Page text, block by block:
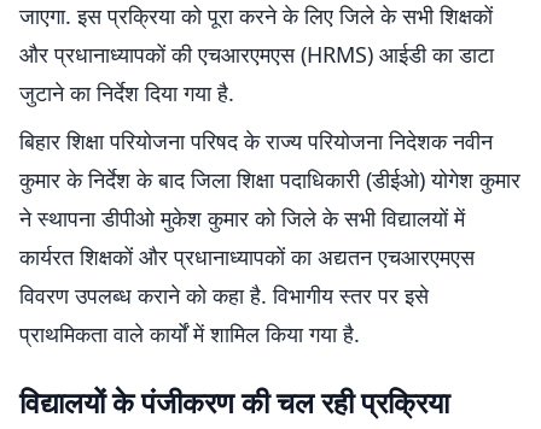
जाएगा. इस प्रक्रिया को पूरा करने के लिए जिले के सभी शिक्षकों
और प्रधानाध्यापकों की एचआरएमएस (HRMS) आईडी का डाटा
जुटाने का निर्देश दिया गया है.
बिहार शिक्षा परियोजना परिषद के राज्य परियोजना निदेशक नवीन
कुमार के निर्देश के बाद जिला शिक्षा पदाधिकारी (डीईओ) योगेश कुमार
ने स्थापना डीपीओ मुकेश कुमार को जिले के सभी विद्यालयों में
कार्यरत शिक्षकों और प्रधानाध्यापकों का अद्यतन एचआरएमएस
विवरण उपलब्ध कराने को कहा है. विभागीय स्तर पर इसे
प्राथमिकता वाले कार्यों में शामिल किया गया है.
विद्यालयों के पंजीकरण की चल रही प्रक्रिया